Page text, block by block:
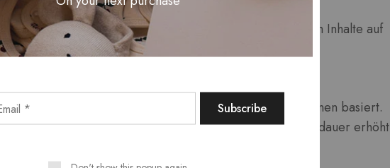
Inhalte anzeigen.
Einsatz von JavaScript oder serverseitigen Scripts, um Inhalte auf
zu laden.
wird auf der Startseite dynamisch das
auf den vorherigen Seitenbesuchen und Kaufinformationen basiert.
abgestimmte Produktübersicht, was die Verweildauer erhöht
steigert.